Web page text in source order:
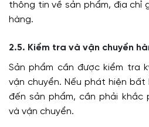
thông tin về sản phẩm, địa chỉ
hàng.
2.5. Kiểm tra và vận chuyển
Sản phẩm cần được kiểm tra
vận chuyển. Nếu phát hiện bất
đến sản phẩm, cần phải khắc
và vận chuyển.